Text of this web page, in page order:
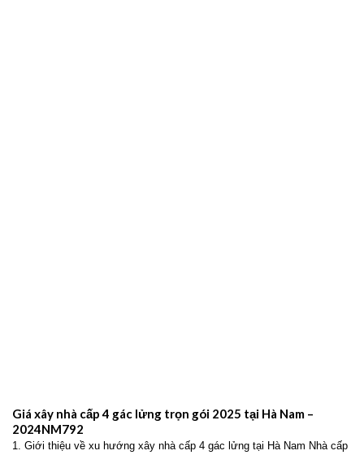
Giá xây nhà cấp 4 gác lửng trọn gói 2025 tại Hà Nam –
2024NM792
1. Giới thiệu về xu hướng xây nhà cấp 4 gác lửng tại Hà Nam Nhà cấp